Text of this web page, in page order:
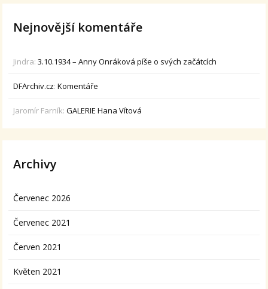
Nejnovější komentáře
Jindra:3.10.1934 – Anny Onráková píše o svých začátcích
DFArchiv.cz:Komentáře
Jaromír Farník:GALERIE Hana Vítová
Archivy
Červenec 2026
Červenec 2021
Červen 2021
Květen 2021